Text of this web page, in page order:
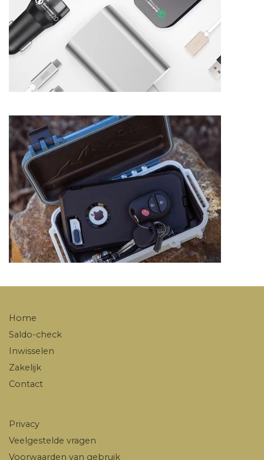
Home
Saldo-check
Inwisselen
Zakelijk
Contact
Privacy
Veelgestelde vragen
Voorwaarden van gebruik